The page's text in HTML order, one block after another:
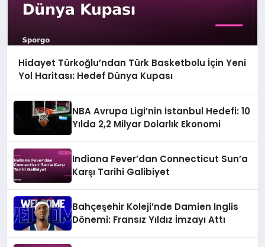
Hidayet Türkoğlu’ndan Türk Basketbolu İçin Yeni
Yol Haritası: Hedef Dünya Kupası
NBA Avrupa Ligi’nin İstanbul Hedefi: 10
Yılda 2,2 Milyar Dolarlık Ekonomi
Indiana Fever’dan Connecticut Sun’a
Karşı Tarihi Galibiyet
Bahçeşehir Koleji’nde Damien Inglis
Dönemi: Fransız Yıldız İmzayı Attı